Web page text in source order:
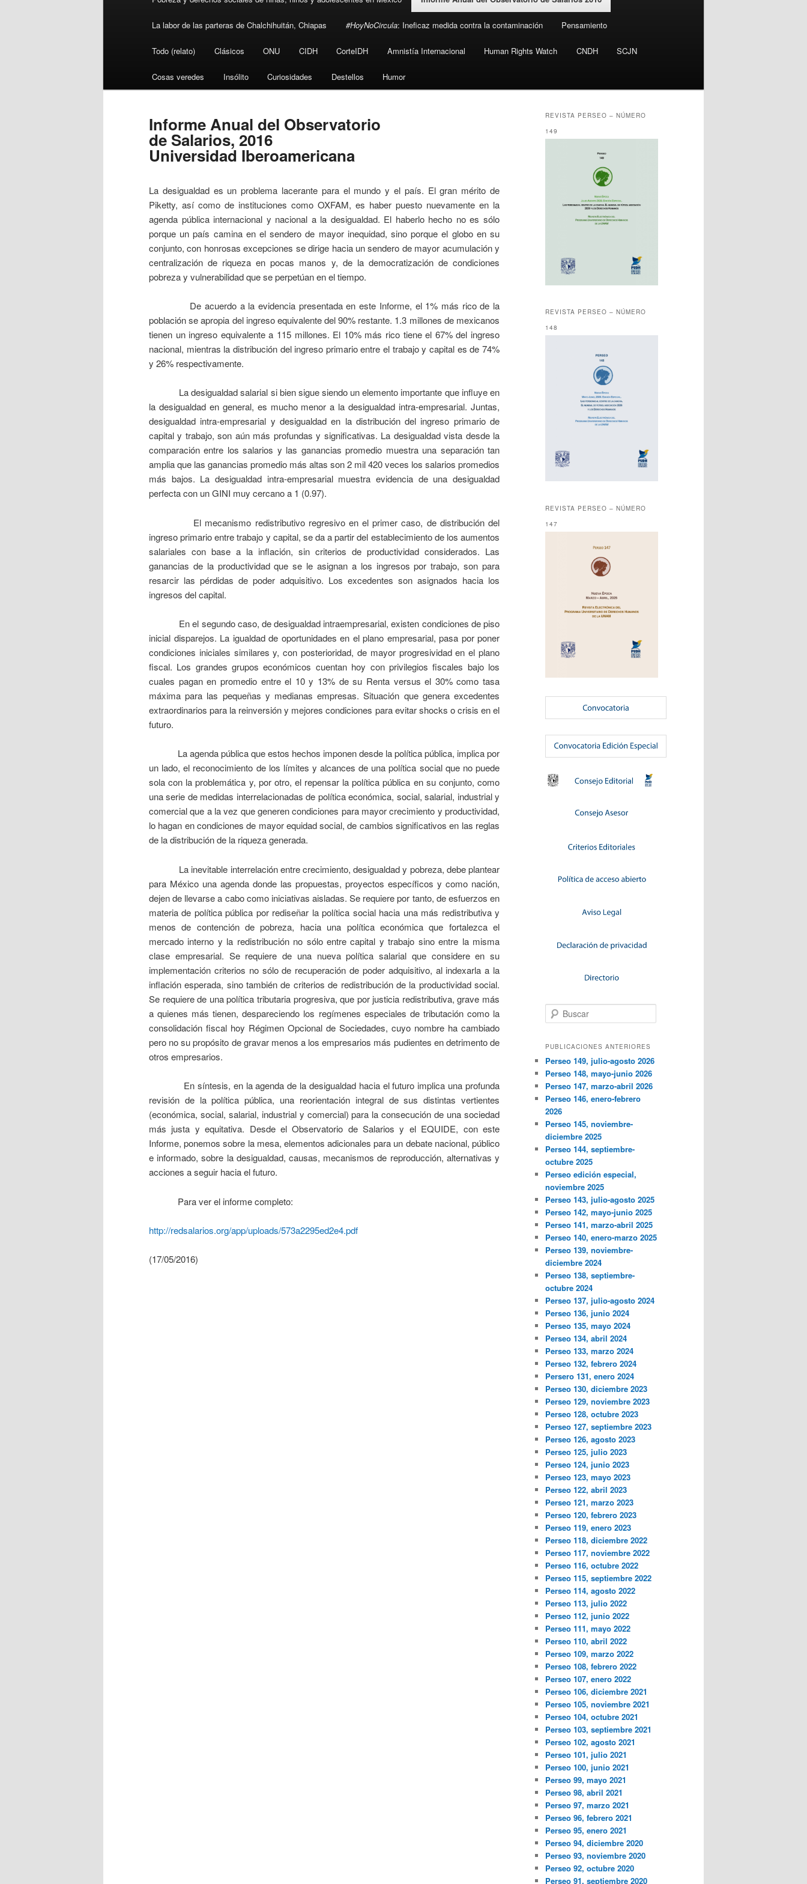
La labor de las parteras de Chalchihuitán, Chiapas #HoyNoCircula: Ineficaz medida contra la contaminación Pensamiento
Todo (relato) Clásicos ONU CIDH CorteIDH Amnistía Internacional Human Rights Watch CNDH SCJN
Cosas veredes Insólito Curiosidades Destellos Humor
Informe Anual del Observatorio
de Salarios, 2016
Universidad Iberoamericana
La desigualdad es un problema lacerante para el mundo y el país. El gran mérito de
Piketty, así como de instituciones como OXFAM, es haber puesto nuevamente en la
agenda pública internacional y nacional a la desigualdad. El haberlo hecho no es sólo
porque un país camina en el sendero de mayor inequidad, sino porque el globo en su
conjunto, con honrosas excepciones se dirige hacia un sendero de mayor acumulación y
centralización de riqueza en pocas manos y, de la democratización de condiciones
pobreza y vulnerabilidad que se perpetúan en el tiempo.
De acuerdo a la evidencia presentada en este Informe, el 1% más rico de la
población se apropia del ingreso equivalente del 90% restante. 1.3 millones de mexicanos
tienen un ingreso equivalente a 115 millones. El 10% más rico tiene el 67% del ingreso
nacional, mientras la distribución del ingreso primario entre el trabajo y capital es de 74%
y 26% respectivamente.
La desigualdad salarial si bien sigue siendo un elemento importante que influye en
la desigualdad en general, es mucho menor a la desigualdad intra-empresarial. Juntas,
desigualdad intra-empresarial y desigualdad en la distribución del ingreso primario de
capital y trabajo, son aún más profundas y significativas. La desigualdad vista desde la
comparación entre los salarios y las ganancias promedio muestra una separación tan
amplia que las ganancias promedio más altas son 2 mil 420 veces los salarios promedios
más bajos. La desigualdad intra-empresarial muestra evidencia de una desigualdad
perfecta con un GINI muy cercano a 1 (0.97).
El mecanismo redistributivo regresivo en el primer caso, de distribución del
ingreso primario entre trabajo y capital, se da a partir del establecimiento de los aumentos
salariales con base a la inflación, sin criterios de productividad considerados. Las
ganancias de la productividad que se le asignan a los ingresos por trabajo, son para
resarcir las pérdidas de poder adquisitivo. Los excedentes son asignados hacia los
ingresos del capital.
En el segundo caso, de desigualdad intraempresarial, existen condiciones de piso
inicial disparejos. La igualdad de oportunidades en el plano empresarial, pasa por poner
condiciones iniciales similares y, con posterioridad, de mayor progresividad en el plano
fiscal. Los grandes grupos económicos cuentan hoy con privilegios fiscales bajo los
cuales pagan en promedio entre el 10 y 13% de su Renta versus el 30% como tasa
máxima para las pequeñas y medianas empresas. Situación que genera excedentes
extraordinarios para la reinversión y mejores condiciones para evitar shocks o crisis en el
futuro.
La agenda pública que estos hechos imponen desde la política pública, implica por
un lado, el reconocimiento de los límites y alcances de una política social que no puede
sola con la problemática y, por otro, el repensar la política pública en su conjunto, como
una serie de medidas interrelacionadas de política económica, social, salarial, industrial y
comercial que a la vez que generen condiciones para mayor crecimiento y productividad,
lo hagan en condiciones de mayor equidad social, de cambios significativos en las reglas
de la distribución de la riqueza generada.
La inevitable interrelación entre crecimiento, desigualdad y pobreza, debe plantear
para México una agenda donde las propuestas, proyectos específicos y como nación,
dejen de llevarse a cabo como iniciativas aisladas. Se requiere por tanto, de esfuerzos en
materia de política pública por rediseñar la política social hacia una más redistributiva y
menos de contención de pobreza, hacia una política económica que fortalezca el
mercado interno y la redistribución no sólo entre capital y trabajo sino entre la misma
clase empresarial. Se requiere de una nueva política salarial que considere en su
implementación criterios no sólo de recuperación de poder adquisitivo, al indexarla a la
inflación esperada, sino también de criterios de redistribución de la productividad social.
Se requiere de una política tributaria progresiva, que por justicia redistributiva, grave más
a quienes más tienen, despareciendo los regímenes especiales de tributación como la
consolidación fiscal hoy Régimen Opcional de Sociedades, cuyo nombre ha cambiado
pero no su propósito de gravar menos a los empresarios más pudientes en detrimento de
otros empresarios.
En síntesis, en la agenda de la desigualdad hacia el futuro implica una profunda
revisión de la política pública, una reorientación integral de sus distintas vertientes
(económica, social, salarial, industrial y comercial) para la consecución de una sociedad
más justa y equitativa. Desde el Observatorio de Salarios y el EQUIDE, con este
Informe, ponemos sobre la mesa, elementos adicionales para un debate nacional, público
e informado, sobre la desigualdad, causas, mecanismos de reproducción, alternativas y
acciones a seguir hacia el futuro.
Para ver el informe completo:
http://redsalarios.org/app/uploads/573a2295ed2e4.pdf
(17/05/2016)
REVISTA PERSEO – NÚMERO
149
REVISTA PERSEO – NÚMERO
148
REVISTA PERSEO – NÚMERO
147
Buscar
PUBLICACIONES ANTERIORES
Perseo 149, julio-agosto 2026
Perseo 148, mayo-junio 2026
Perseo 147, marzo-abril 2026
Perseo 146, enero-febrero
2026
Perseo 145, noviembre-
diciembre 2025
Perseo 144, septiembre-
octubre 2025
Perseo edición especial,
noviembre 2025
Perseo 143, julio-agosto 2025
Perseo 142, mayo-junio 2025
Perseo 141, marzo-abril 2025
Perseo 140, enero-marzo 2025
Perseo 139, noviembre-
diciembre 2024
Perseo 138, septiembre-
octubre 2024
Perseo 137, julio-agosto 2024
Perseo 136, junio 2024
Perseo 135, mayo 2024
Perseo 134, abril 2024
Perseo 133, marzo 2024
Perseo 132, febrero 2024
Persero 131, enero 2024
Perseo 130, diciembre 2023
Perseo 129, noviembre 2023
Perseo 128, octubre 2023
Perseo 127, septiembre 2023
Perseo 126, agosto 2023
Perseo 125, julio 2023
Perseo 124, junio 2023
Perseo 123, mayo 2023
Perseo 122, abril 2023
Perseo 121, marzo 2023
Perseo 120, febrero 2023
Perseo 119, enero 2023
Perseo 118, diciembre 2022
Perseo 117, noviembre 2022
Perseo 116, octubre 2022
Perseo 115, septiembre 2022
Perseo 114, agosto 2022
Perseo 113, julio 2022
Perseo 112, junio 2022
Perseo 111, mayo 2022
Perseo 110, abril 2022
Perseo 109, marzo 2022
Perseo 108, febrero 2022
Perseo 107, enero 2022
Perseo 106, diciembre 2021
Perseo 105, noviembre 2021
Perseo 104, octubre 2021
Perseo 103, septiembre 2021
Perseo 102, agosto 2021
Perseo 101, julio 2021
Perseo 100, junio 2021
Perseo 99, mayo 2021
Perseo 98, abril 2021
Perseo 97, marzo 2021
Perseo 96, febrero 2021
Perseo 95, enero 2021
Perseo 94, diciembre 2020
Perseo 93, noviembre 2020
Perseo 92, octubre 2020
Perseo 91, septiembre 2020